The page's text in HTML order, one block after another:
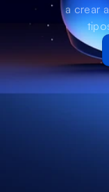
a crear